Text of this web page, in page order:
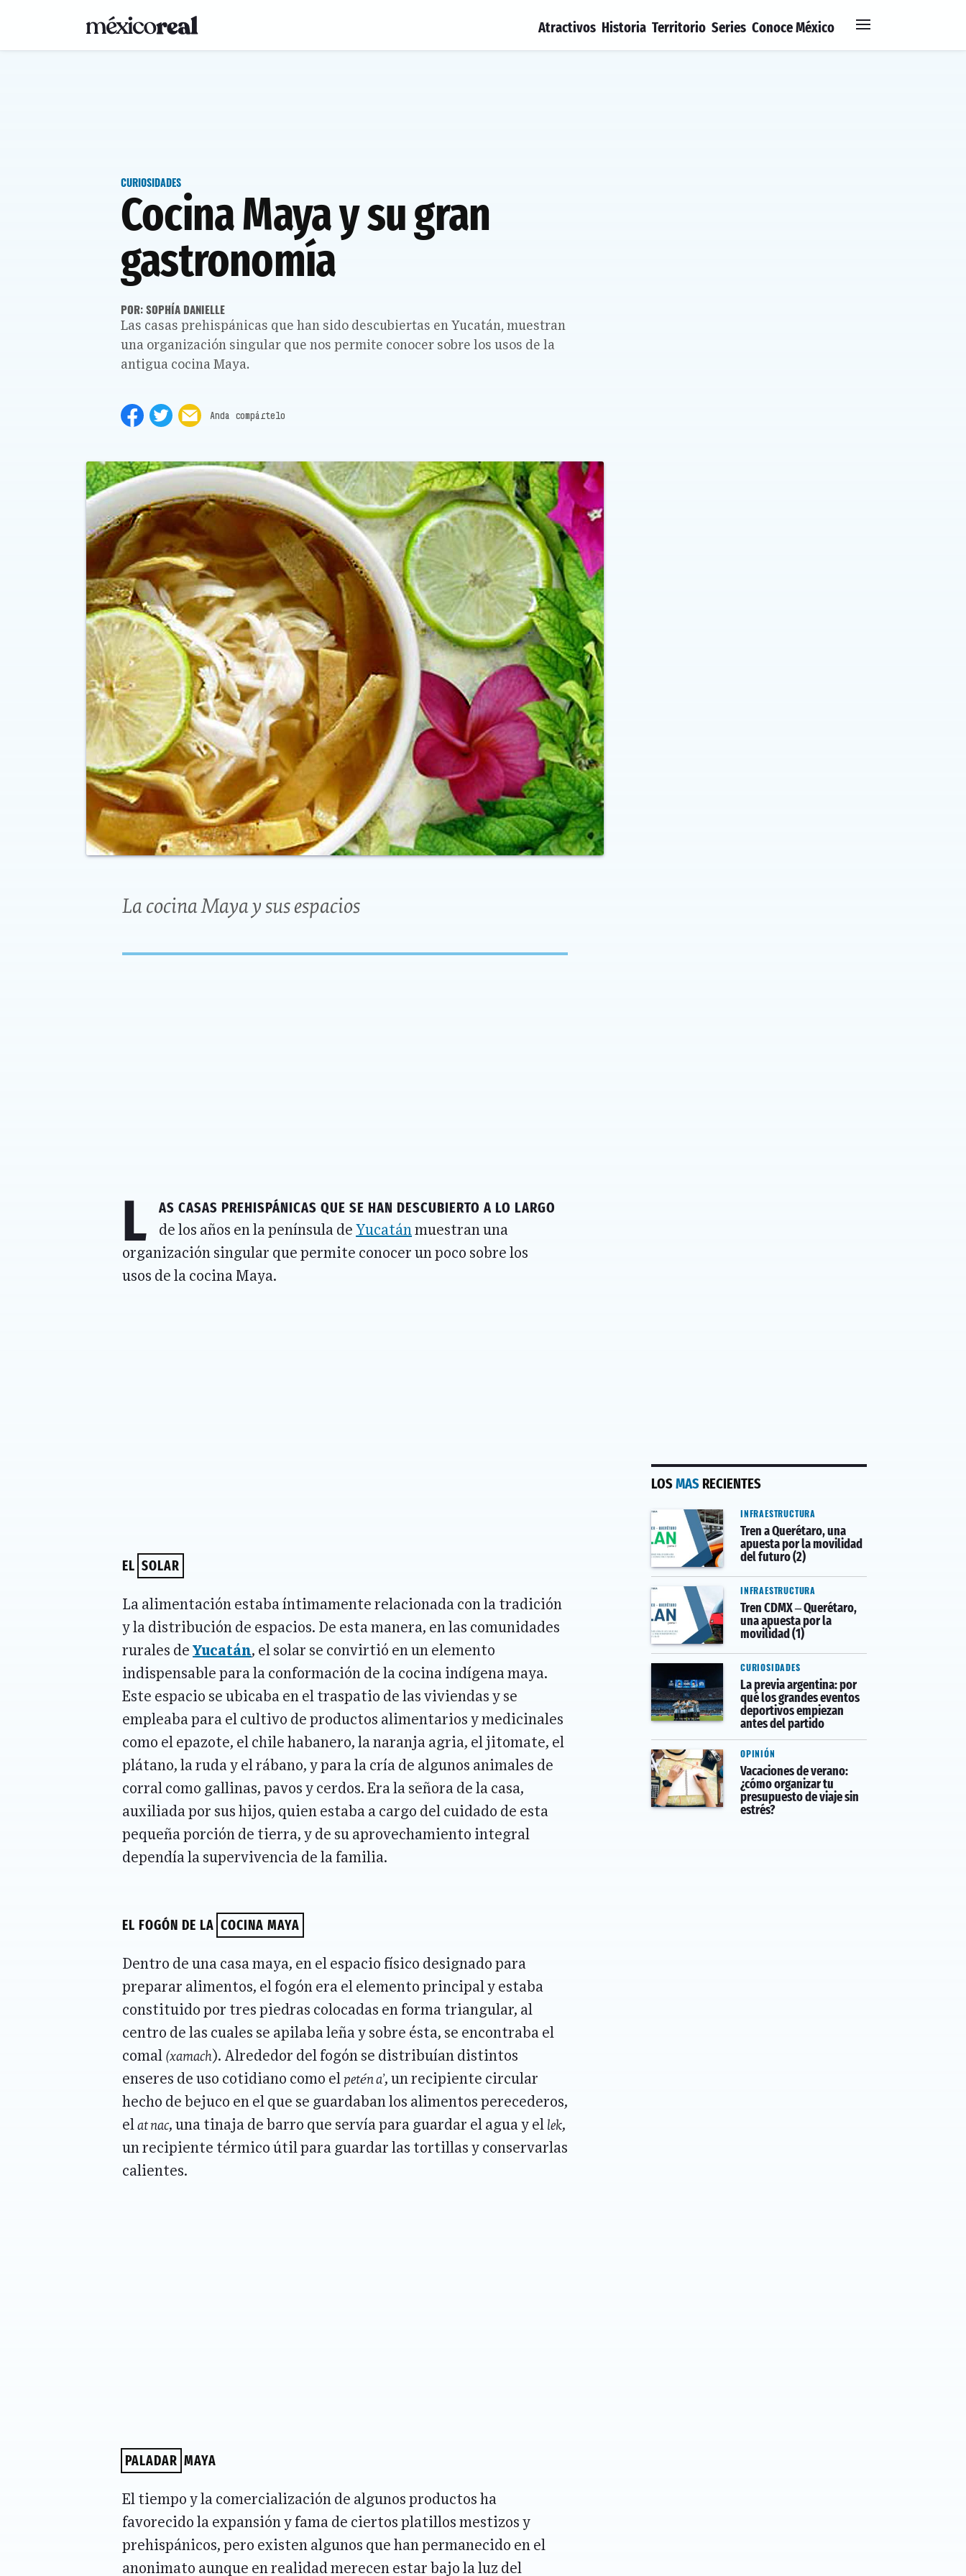
Atractivos Historia Territorio Series Conoce México
CURIOSIDADES
Cocina Maya y su gran
gastronomía
POR: SOPHÍA DANIELLE
Las casas prehispánicas que han sido descubiertas en Yucatán, muestran
una organización singular que nos permite conocer sobre los usos de la
antigua cocina Maya.
La cocina Maya y sus espacios
L as casas prehispánicas que se han descubierto a lo largo
de los años en la península de Yucatán muestran una
organización singular que permite conocer un poco sobre los
usos de la cocina Maya.
EL SOLAR
La alimentación estaba íntimamente relacionada con la tradición
y la distribución de espacios. De esta manera, en las comunidades
rurales de Yucatán, el solar se convirtió en un elemento
indispensable para la conformación de la cocina indígena maya.
Este espacio se ubicaba en el traspatio de las viviendas y se
empleaba para el cultivo de productos alimentarios y medicinales
como el epazote, el chile habanero, la naranja agria, el jitomate, el
plátano, la ruda y el rábano, y para la cría de algunos animales de
corral como gallinas, pavos y cerdos. Era la señora de la casa,
auxiliada por sus hijos, quien estaba a cargo del cuidado de esta
pequeña porción de tierra, y de su aprovechamiento integral
dependía la supervivencia de la familia.
EL FOGÓN DE LA COCINA MAYA
Dentro de una casa maya, en el espacio físico designado para
preparar alimentos, el fogón era el elemento principal y estaba
constituido por tres piedras colocadas en forma triangular, al
centro de las cuales se apilaba leña y sobre ésta, se encontraba el
comal (xamach). Alrededor del fogón se distribuían distintos
enseres de uso cotidiano como el petén a’, un recipiente circular
hecho de bejuco en el que se guardaban los alimentos perecederos,
el at nac, una tinaja de barro que servía para guardar el agua y el lek,
un recipiente térmico útil para guardar las tortillas y conservarlas
calientes.
PALADAR MAYA
El tiempo y la comercialización de algunos productos ha
favorecido la expansión y fama de ciertos platillos mestizos y
prehispánicos, pero existen algunos que han permanecido en el
anonimato aunque en realidad merecen estar bajo la luz del
LOSMAS RECIENTES
INFRAESTRUCTURA
Tren a Querétaro, una
apuesta por la movilidad
del futuro (2)
INFRAESTRUCTURA
Tren CDMX – Querétaro,
una apuesta por la
movilidad (1)
CURIOSIDADES
La previa argentina: por
qué los grandes eventos
deportivos empiezan
antes del partido
OPINIÓN
Vacaciones de verano:
¿cómo organizar tu
presupuesto de viaje sin
estrés?